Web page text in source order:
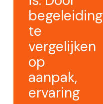
begeleiding
te
vergelijken
op
aanpak,
ervaring